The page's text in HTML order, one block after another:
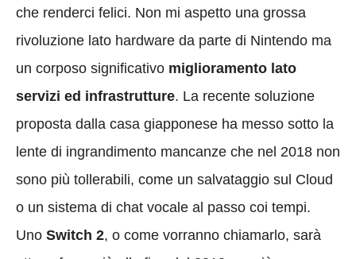
che renderci felici. Non mi aspetto una grossa
rivoluzione lato hardware da parte di Nintendo ma
un corposo significativo miglioramento lato
servizi ed infrastrutture. La recente soluzione
proposta dalla casa giapponese ha messo sotto la
lente di ingrandimento mancanze che nel 2018 non
sono più tollerabili, come un salvataggio sul Cloud
o un sistema di chat vocale al passo coi tempi.
Uno Switch 2, o come vorranno chiamarlo, sarà